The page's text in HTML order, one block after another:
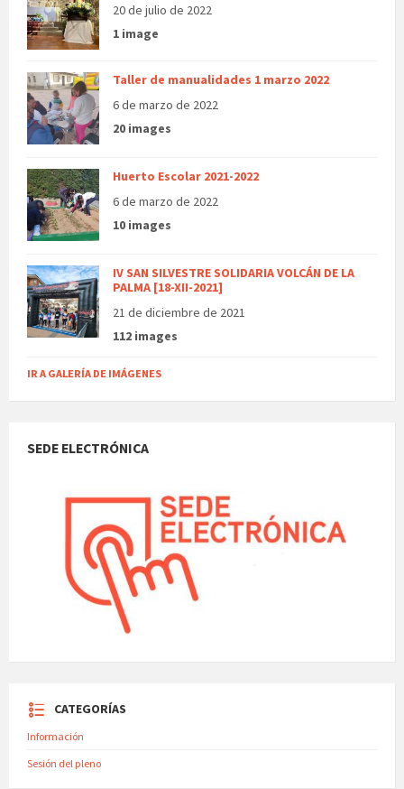
20 de julio de 2022
1 image
Taller de manualidades 1 marzo 2022
6 de marzo de 2022
20 images
Huerto Escolar 2021-2022
6 de marzo de 2022
10 images
IV SAN SILVESTRE SOLIDARIA VOLCÁN DE LA
PALMA [18-XII-2021]
21 de diciembre de 2021
112 images
IR A GALERÍA DE IMÁGENES
SEDE ELECTRÓNICA
CATEGORÍAS
Información
Sesión del pleno